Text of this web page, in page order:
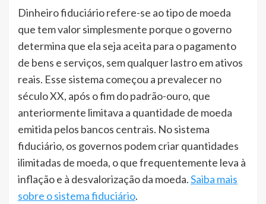
Dinheiro fiduciário refere-se ao tipo de moeda
que tem valor simplesmente porque o governo
determina que ela seja aceita para o pagamento
de bens e serviços, sem qualquer lastro em ativos
reais. Esse sistema começou a prevalecer no
século XX, após o fim do padrão-ouro, que
anteriormente limitava a quantidade de moeda
emitida pelos bancos centrais. No sistema
fiduciário, os governos podem criar quantidades
ilimitadas de moeda, o que frequentemente leva à
inflação e à desvalorização da moeda.Saiba mais
sobre o sistema fiduciário.